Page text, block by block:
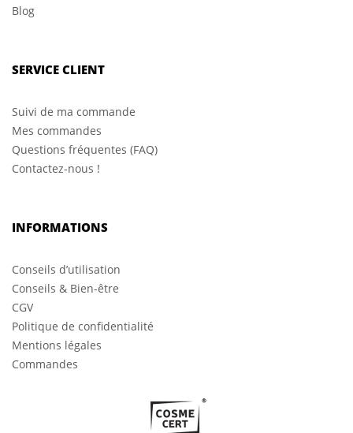
Blog
SERVICE CLIENT
Suivi de ma commande
Mes commandes
Questions fréquentes (FAQ)
Contactez-nous !
INFORMATIONS
Conseils d’utilisation
Conseils & Bien-être
CGV
Politique de confidentialité
Mentions légales
Commandes